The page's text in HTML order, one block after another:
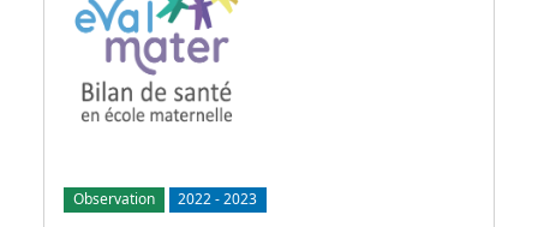
Observation 2022-2023